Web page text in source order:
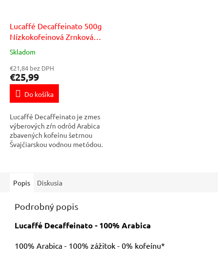
Lucaffé Decaffeinato 500g
Nízkokofeinová Zrnková
káva
Skladom
€21,84 bez DPH
€25,99
Do košíka
Lucaffé Decaffeinato je zmes
výberových zŕn odrôd Arabica
zbavených kofeínu šetrnou
Švajčiarskou vodnou metódou.
Popis
Diskusia
Podrobný popis
Lucaffé Decaffeinato - 100% Arabica
100% Arabica - 100% zážitok - 0% kofeínu*